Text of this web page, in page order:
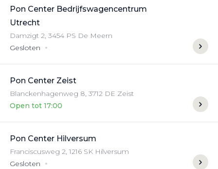
Pon Center Bedrijfswagencentrum
Utrecht
Damzigt 2, 3454 PS De Meern
Gesloten
Pon Center Zeist
Blanckenhagenweg 8, 3712 DE Zeist
Open tot 17:00
Pon Center Hilversum
Franciscusweg 2,1216 SK Hilversum
Gesloten